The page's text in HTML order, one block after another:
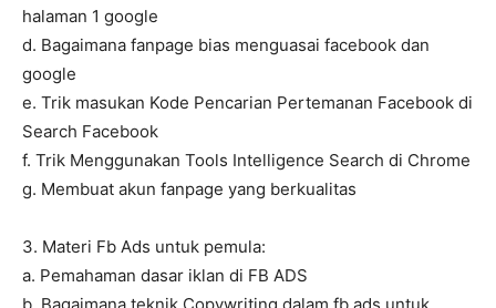
halaman 1 google
d. Bagaimana fanpage bias menguasai facebook dan
google
e. Trik masukan Kode Pencarian Pertemanan Facebook di
Search Facebook
f. Trik Menggunakan Tools Intelligence Search di Chrome
g. Membuat akun fanpage yang berkualitas
3. Materi Fb Ads untuk pemula:
a. Pemahaman dasar iklan di FB ADS